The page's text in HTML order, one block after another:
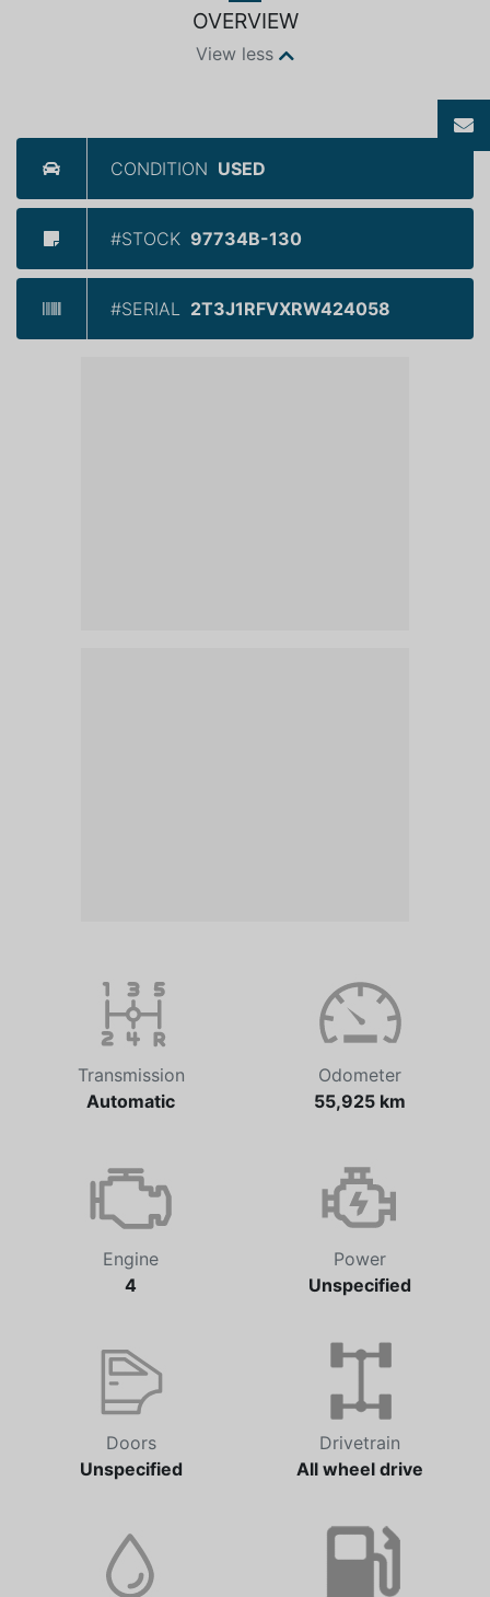
OVERVIEW
View less
CONDITION USED
#STOCK 97734B-130
#SERIAL 2T3J1RFVXRW424058
Automatic
55,925 km
4
Unspecified
Unspecified
All wheel drive